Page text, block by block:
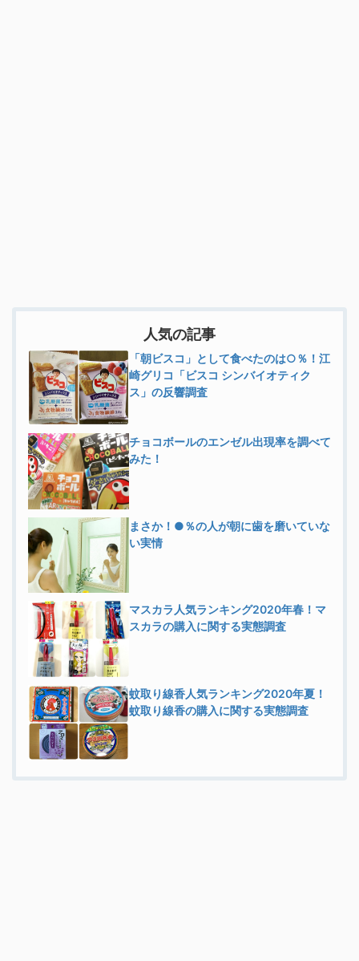
人気の記事
「朝ビスコ」として食べたのは○％！江
崎グリコ「ビスコ シンバイオティク
ス」の反響調査
チョコボールのエンゼル出現率を調べて
みた！
まさか！●％の人が朝に歯を磨いていな
い実情
マスカラ人気ランキング2020年春！マ
スカラの購入に関する実態調査
蚊取り線香人気ランキング2020年夏！
蚊取り線香の購入に関する実態調査